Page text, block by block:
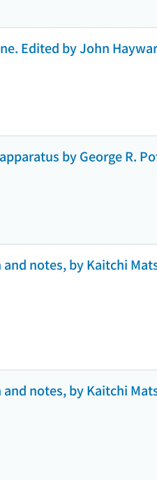
Edited by John
by George R.
notes, by Kaitchi
notes, by Kaitchi